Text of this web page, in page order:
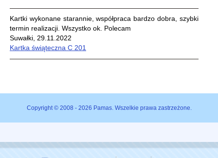
Kartki wykonane starannie, współpraca bardzo dobra, szybki
termin realizacji. Wszystko ok. Polecam
Suwałki, 29.11.2022
Kartka świąteczna C 201
Copyright © 2008 - 2026 Pamas. Wszelkie prawa zastrzeżone.